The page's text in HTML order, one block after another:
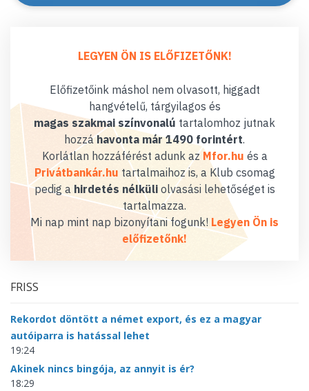
LEGYEN ÖN IS ELŐFIZETŐNK!
Előfizetőink máshol nem olvasott, higgadt
hangvételű, tárgyilagos és
magas szakmai színvonalú tartalomhoz jutnak
hozzáhavonta már 1490 forintért.
Korlátlan hozzáférést adunk az Mfor.hu és a
Privátbankár.hu tartalmaihoz is, a Klub csomag
pedig a hirdetés nélküliolvasási lehetőséget is
tartalmazza.
Mi nap mint nap bizonyítani fogunk! Legyen Ön is
előfizetőnk!
FRISS
Rekordot döntött a német export, és ez a magyar
autóiparra is hatással lehet
19:24
Akinek nincs bingója, az annyit is ér?
18:29